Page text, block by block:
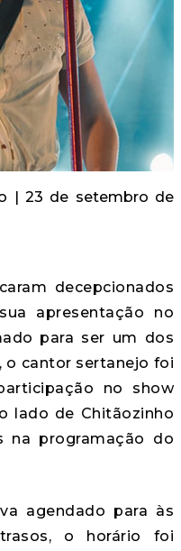
| 23 de setembro de
decepcionados
apresentação no
para ser um dos
o cantor sertanejo foi
no show
lado de Chitãozinho
na programação do
agendado para às
o horário foi